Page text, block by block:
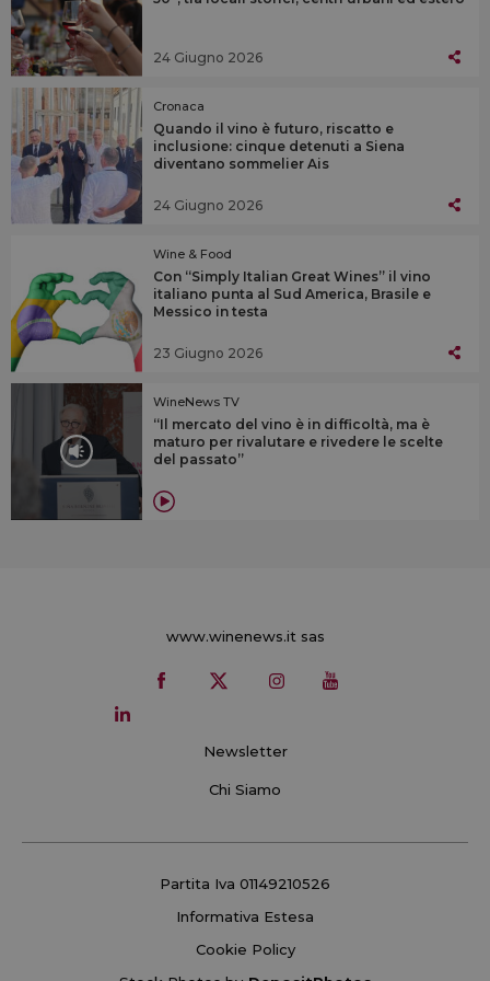
24 Giugno 2026
Cronaca
Quando il vino è futuro, riscatto e
inclusione: cinque detenuti a Siena
diventano sommelier Ais
24 Giugno 2026
Wine & Food
Con “Simply Italian Great Wines” il vino
italiano punta al Sud America, Brasile e
Messico in testa
23 Giugno 2026
WineNews TV
“Il mercato del vino è in difficoltà, ma è
maturo per rivalutare e rivedere le scelte
del passato”
www.winenews.it sas
Newsletter
Chi Siamo
Partita Iva 01149210526
Informativa Estesa
Cookie Policy